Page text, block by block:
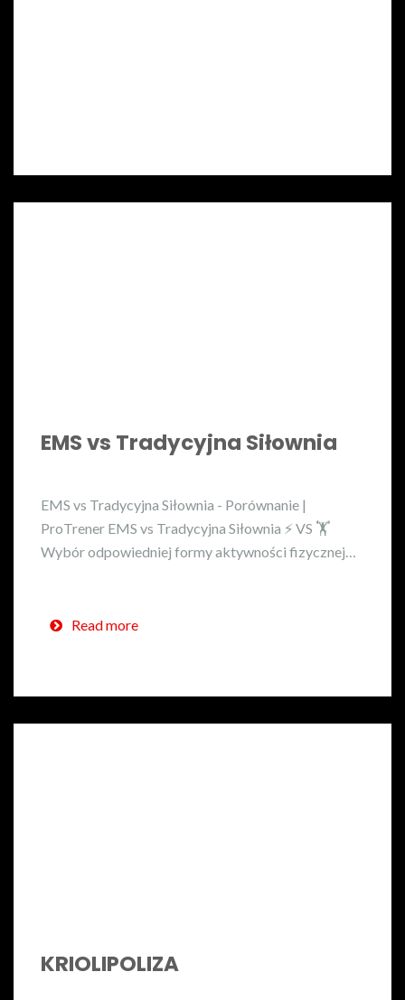
EMS vs Tradycyjna Siłownia
EMS vs Tradycyjna Siłownia - Porównanie |
ProTrener EMS vs Tradycyjna Siłownia ⚡ VS 🏋️
Wybór odpowiedniej formy aktywności fizycznej…
Read more
KRIOLIPOLIZA